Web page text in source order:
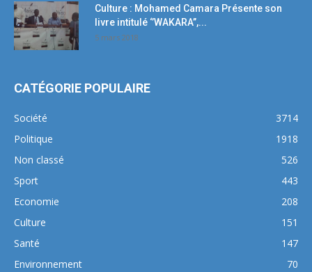
Culture : Mohamed Camara Présente son
livre intitulé ‘’WAKARA’’,...
5 mars 2018
CATÉGORIE POPULAIRE
Société
3714
Politique
1918
Non classé
526
Sport
443
Economie
208
Culture
151
Santé
147
Environnement
70